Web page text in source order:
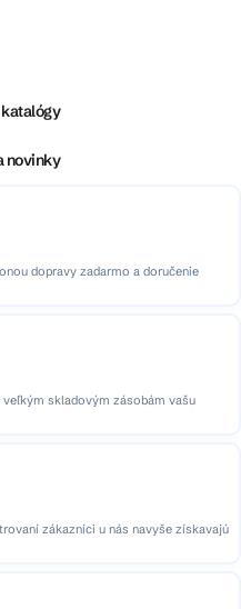
novinky
dopravy zadarmo a doručenie
skladovým zásobám vašu
zákazníci u nás navyše získavajú